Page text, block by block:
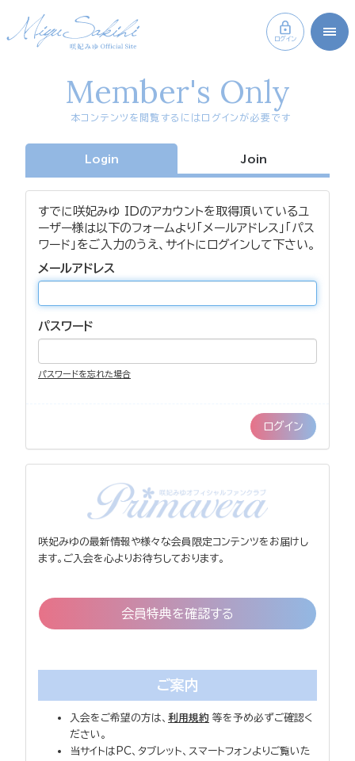
ログイン
Member's Only
本コンテンツを閲覧するにはログインが必要です
Login Join
すでに咲妃みゆ IDのアカウントを取得頂いているユ
ーザー様は以下のフォームより「メールアドレス」「パス
ワード」をご入力のうえ、サイトにログインして下さい。
メールアドレス
パスワード
パスワードを忘れた場合
咲妃みゆの最新情報や様々な会員限定コンテンツをお届けし
ます。ご入会を心よりお待ちしております。
会員特典を確認する
ご案内
入会をご希望の方は、 利用規約 等を予め必ずご確認く
ださい。
当サイトはPC、タブレット、スマートフォンよりご覧いた